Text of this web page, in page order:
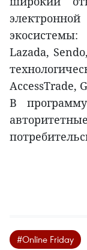
Lazada,
AccessTrade,
В
#Online Friday